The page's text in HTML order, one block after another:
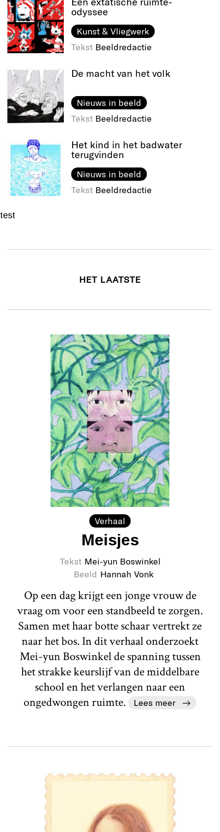
odyssee
Kunst & Vliegwerk
Tekst Beeldredactie
De macht van het volk
Nieuws in beeld
Tekst Beeldredactie
Het kind in het badwater
terugvinden
Nieuws in beeld
Tekst Beeldredactie
test
HET LAATSTE
Verhaal
Meisjes
Tekst Mei-yun Boswinkel
Beeld Hannah Vonk
Op een dag krijgt een jonge vrouw de
vraag om voor een standbeeld te zorgen.
Samen met haar botte schaar vertrekt ze
naar het bos. In dit verhaal onderzoekt
Mei-yun Boswinkel de spanning tussen
het strakke keurslijf van de middelbare
school en het verlangen naar een
ongedwongen ruimte.
Lees meer